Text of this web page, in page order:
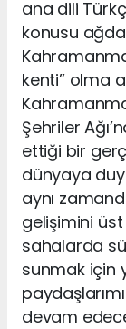
ana dili
konusu
kenti” olma
Şehriler
ettiği bir
dünyaya
aynı
gelişimini üst
sahalarda
sunmak için
devam